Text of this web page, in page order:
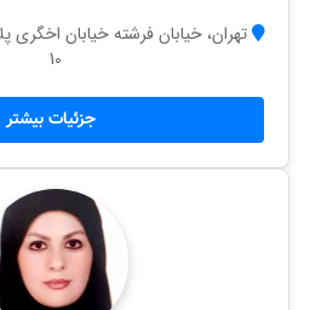
10
جزئیات بیشتر